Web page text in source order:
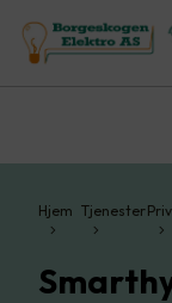
Hjem Tjenester